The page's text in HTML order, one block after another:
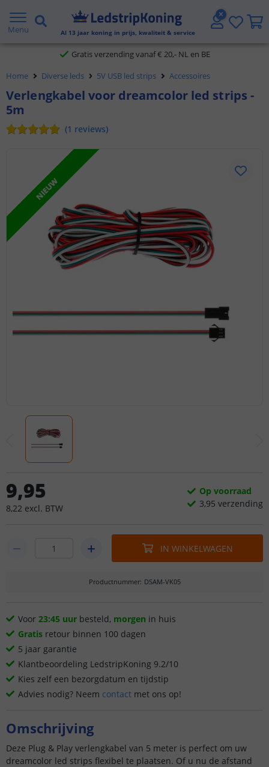
Menu Al 13 jaar koning in prijs, kwaliteit & service
5 jaar garantie
Gratis verzending vanaf € 20,- NL en BE
Klantbeoordeling 9.1
Home Diverse leds 5V USB led strips Accessoires
Verlengkabel voor dreamcolor led strips -
5m
(1 reviews)
NIEUW
9,95
8,22 excl. BTW
Op voorraad
3,95 verzending
IN WINKELWAGEN
Productnummer: DSAM-VK05
Voor 23:45 uur besteld, morgen in huis
Gratis retour binnen 100 dagen
5 jaar garantie
Klantbeoordeling LedstripKoning 9.2/10
Kies zelf een bezorgdatum en tijdstip
Advies nodig? Neem contact met ons op!
Omschrijving
Deze Plug & Play verlengkabel van 5 meter is perfect om uw
dreamcolor led strips flexibel te plaatsen. Of u nu de afstand